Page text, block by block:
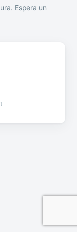
Espera un